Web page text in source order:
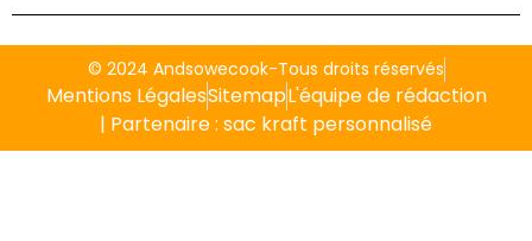
© 2024 Andsowecook-Tous droits réservés
Mentions LégalesSitemapL'équipe de rédaction
| Partenaire : sac kraft personnalisé